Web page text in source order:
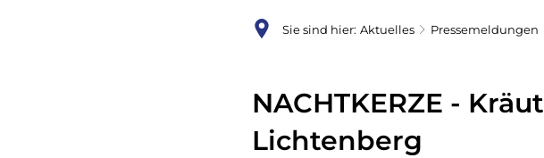
Sie sind hier: Aktuelles Pressemeldungen
NACHTKERZE -
Lichtenberg